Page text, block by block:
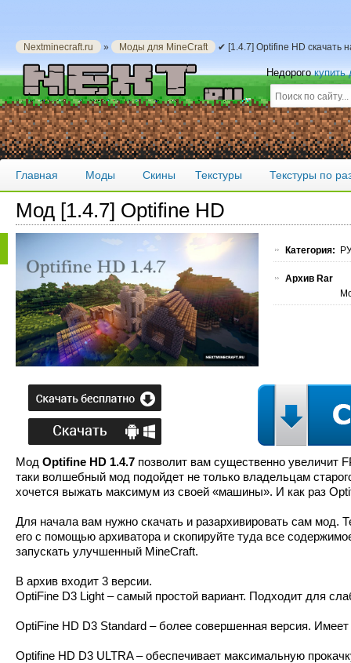
Nextminecraft.ru » Моды для MineCraft ✔ [1.4.7] Optifine HD скачать
Недорогокупить
Главная Моды Скины Текстуры Текстуры по
Мод [1.4.7] Optifine HD
Категория:
Архив Rar
Мод Optifine HD 1.4.7 позволит вам существенно увеличит
таки волшебный мод подойдет не только владельцам
хочется выжать максимум из своей «машины». И как раз
Для начала вам нужно скачать и разархивировать сам мод.
его с помощью архиватора и скопируйте туда все
запускать улучшенный MineCraft.
В архив входит 3 версии.
OptiFine D3 Light – самый простой вариант. Подходит для
OptiFine HD D3 Standard – более совершенная версия.
Optifine HD D3 ULTRA – обеспечивает максимальную